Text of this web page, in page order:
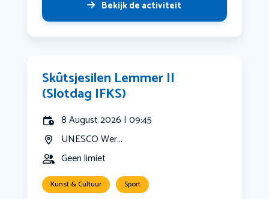
Bekijk de activiteit
Skûtsjesilen Lemmer II
(Slotdag IFKS)
8 August 2026 | 09:45
UNESCO Wer...
Geen limiet
Kunst & Cultuur Sport